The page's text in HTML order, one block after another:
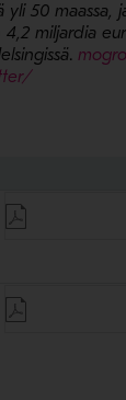
yli 50 maassa,
4,2 miljardia
.
- Avaa